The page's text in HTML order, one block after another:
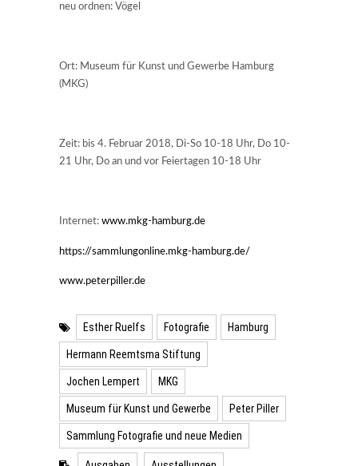
neu ordnen: Vögel
Ort: Museum für Kunst und Gewerbe Hamburg
(MKG)
Zeit: bis 4. Februar 2018, Di-So 10-18 Uhr, Do 10-
21 Uhr, Do an und vor Feiertagen 10-18 Uhr
Internet: www.mkg-hamburg.de
https://sammlungonline.mkg-hamburg.de/
www.peterpiller.de
Esther Ruelfs Fotografie Hamburg
Hermann Reemtsma Stiftung
Jochen Lempert MKG
Museum für Kunst und Gewerbe Peter Piller
Sammlung Fotografie und neue Medien